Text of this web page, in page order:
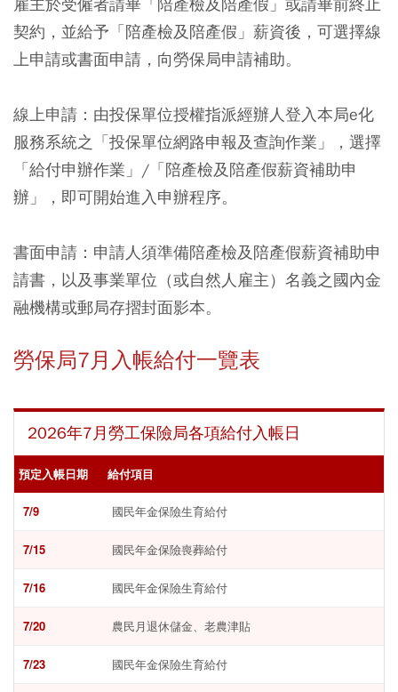
契約，並給予「陪產檢及陪產假」薪資後，可選擇線
上申請或書面申請，向勞保局申請補助。
線上申請：由投保單位授權指派經辦人登入本局e化
服務系統之「投保單位網路申報及查詢作業」，選擇
「給付申辦作業」/「陪產檢及陪產假薪資補助申
辦」，即可開始進入申辦程序。
書面申請：申請人須準備陪產檢及陪產假薪資補助申
請書，以及事業單位（或自然人雇主）名義之國內金
融機構或郵局存摺封面影本。
勞保局7月入帳給付一覽表
2026年7月勞工保險局各項給付入帳日
預定入帳日期 給付項目
7/9 國民年金保險生育給付
7/15 國民年金保險喪葬給付
7/16 國民年金保險生育給付
7/20 農民月退休儲金、老農津貼
7/23 國民年金保險生育給付